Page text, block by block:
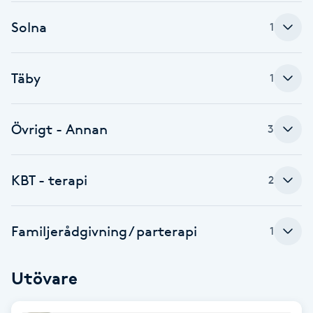
Brynformning
Brynplockning
Bröllopsuppsättning
Coachning
Color correction
Solna 1
Täby 1
Övrigt - Annan 3
KBT - terapi 2
Familjerådgivning / parterapi 1
Utövare